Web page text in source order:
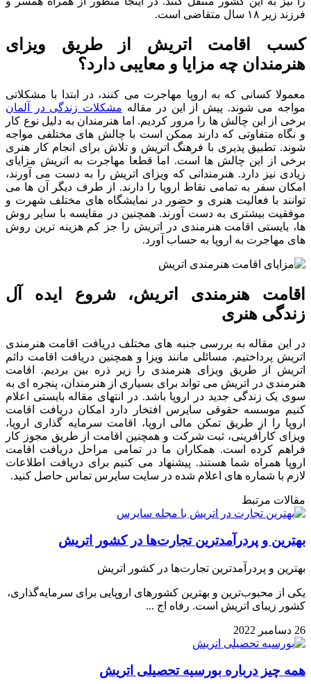
فرزند زیر ۱۸ سال متقاضی است.
کسب اقامت اتریش از طریق ویزای
هنرمندان چه مزایا و معایبی دارد؟
معمولا کسانی که به اروپا مهاجرت می کنند، در ابتدا با مشکلاتی
مواجه می شوند. پیش از این در مقاله مشکلات زندگی در آلمان
برخی از این چالش ها را مرور کردیم. اما هنرمندان به دلیل نوع کار
و نگاه متفاوتی که دارند ممکن است با چالش های مختلفی مواجه
شوند. تطبیق پذیری با فرهنگ اتریش و تلاش برای انجام کار هنری
برخی از این چالش ها است. اما قطعا مهاجرت به اتریش مزایای
زیادی نیز دارد. هنرمندانی که ویزای اتریش را به دست می آورند،
امکان سفر به تمامی نقاط اروپا را دارند. از طرف دیگر آن ها می
توانند با فعالیت هنری و حضور در نمایشگاه های مختلف شهرت و
موفقیت بیشتری به دست آورند. همچنین در مقایسه با سایر روش
ها، بایستی اقامت هنرمندی در اتریش را جز کم هزینه ترین روش
های مهاجرت به اروپا به حساب آورد.
اقامت هنرمندی اتریش، شروع ایده آل
زندگی هنری
در این مقاله به بررسی جنبه های مختلف دریافت اقامت هنرمندی
اتریش پرداختیم. مسائلی مانند ویزا و همچنین دریافت اقامت دائم
اتریش از طریق ویزای هنرمندی را زیر ذره بین بردیم. اقامت
هنرمندی در اتریش می تواند برای بسیاری از هنرمندان، پنجره ای به
سوی یک زندگی جدید در اروپا باشد. در انتهای مقاله بایستی اعلام
کنیم موسسه حقوقی سایرس افتخار دارد امکان دریافت اقامت
اروپا را از طریق تمکن مالی اروپا، اقامت سرمایه گذاری اروپا،
ویزای کارآفرینی، ثبت شرکت و همچنین اقامت از طریق مجوز کار
فراهم کرده است. همکاران ما در تمامی مراحل دریافت اقامت
اروپا همراه شما هستند. پیشنهاد می کنیم برای دریافت اطلاعات
لازم با شماره های اعلام شده در سایت سایرس تماس حاصل کنید.
مقالات مرتبط
بهترین و پردرآمدترین تجارت‌ها در کشور اتریش
بهترین و پردرآمدترین تجارت‌ها در کشور اتریش
یکی از محبوب‌ترین و بهترین کشورهای اروپایی برای سرمایه‌گذاری،
کشور زیبای اتریش است. رفاه اج ...
26 دسامبر 2022
همه چیز درباره بورسیه تحصیلی اتریش